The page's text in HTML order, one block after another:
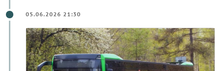
05.06.2026 21:30